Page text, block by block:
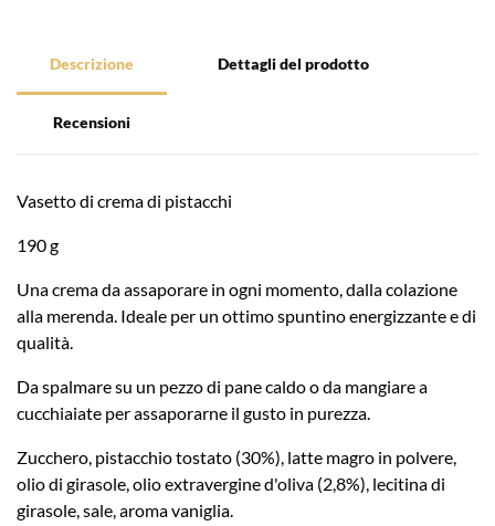
Descrizione Dettagli del prodotto
Recensioni
Vasetto di crema di pistacchi
190 g
Una crema da assaporare in ogni momento, dalla colazione
alla merenda. Ideale per un ottimo spuntino energizzante e di
qualità.
Da spalmare su un pezzo di pane caldo o da mangiare a
cucchiaiate per assaporarne il gusto in purezza.
Zucchero, pistacchio tostato (30%), latte magro in polvere,
olio di girasole, olio extravergine d'oliva (2,8%), lecitina di
girasole, sale, aroma vaniglia.